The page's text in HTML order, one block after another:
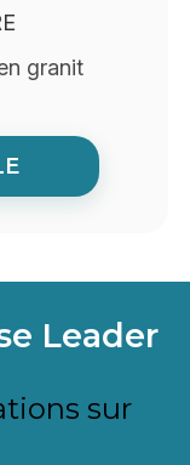
granit
Leader
sur